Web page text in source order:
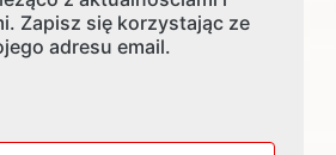
Zapisz się korzystając ze
adresu email.